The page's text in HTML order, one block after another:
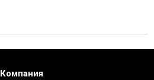
Компания